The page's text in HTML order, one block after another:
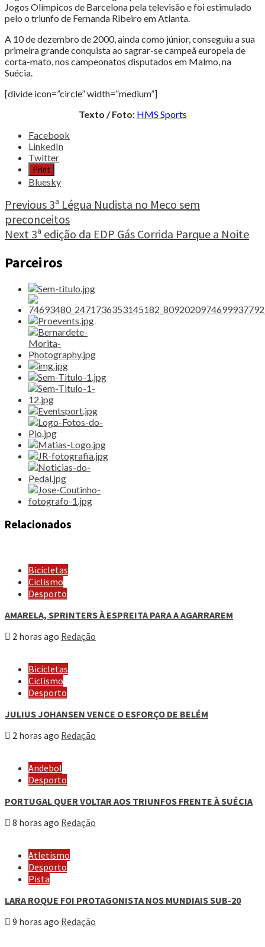
Jogos Olímpicos de Barcelona pela televisão e foi estimulado
pelo o triunfo de Fernanda Ribeiro em Atlanta.
A 10 de dezembro de 2000, ainda como júnior, conseguiu a sua
primeira grande conquista ao sagrar-se campeã europeia de
corta-mato, nos campeonatos disputados em Malmo, na
Suécia.
[divide icon=”circle” width=”medium”]
Texto / Foto: HMS Sports
Share
post
"Sporting
Clube
Portugal,
Jéssica
Augusto
novo
reforço"
Facebook
LinkedIn
Twitter
Print
Bluesky
Continue
Reading
Previous 3ª Légua Nudista no Meco sem
preconceitos
Next 3ª edição da EDP Gás Corrida Parque a Noite
Parceiros
Relacionados
Bicicletas
Ciclismo
Desporto
AMARELA, SPRINTERS À ESPREITA PARA A AGARRAREM
2 horas ago Redação
Bicicletas
Ciclismo
Desporto
JULIUS JOHANSEN VENCE O ESFORÇO DE BELÉM
2 horas ago Redação
Andebol
Desporto
PORTUGAL QUER VOLTAR AOS TRIUNFOS FRENTE À SUÉCIA
8 horas ago Redação
Atletismo
Desporto
Pista
LARA ROQUE FOI PROTAGONISTA NOS MUNDIAIS SUB-20
9 horas ago Redação